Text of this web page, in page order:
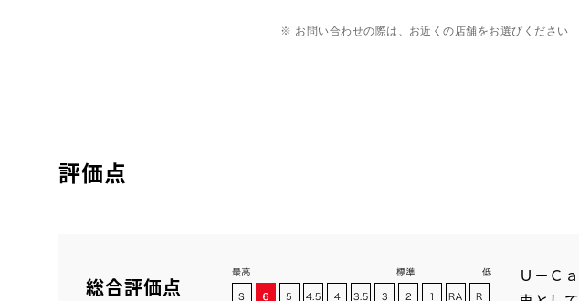
※ お問い合わせの際は、お近くの店舗をお選びください
評価点
総合評価点
Ｕ－Ｃ